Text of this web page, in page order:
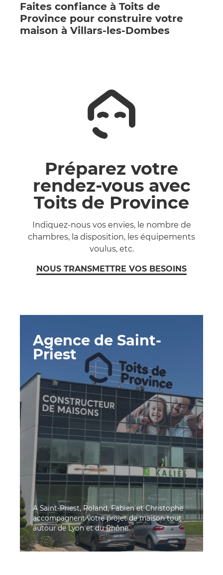
Faites confiance à Toits de
Province pour construire votre
maison à Villars-les-Dombes
Préparez votre
rendez-vous avec
Toits de Province
Indiquez-nous vos envies, le nombre de
chambres, la disposition, les équipements
voulus, etc.
NOUS TRANSMETTRE VOS BESOINS
Agence de Saint-
Priest
A Saint-Priest, Roland, Fabien et Christophe
accompagnent votre projet de maison tout
autour de Lyon et du Rhône.